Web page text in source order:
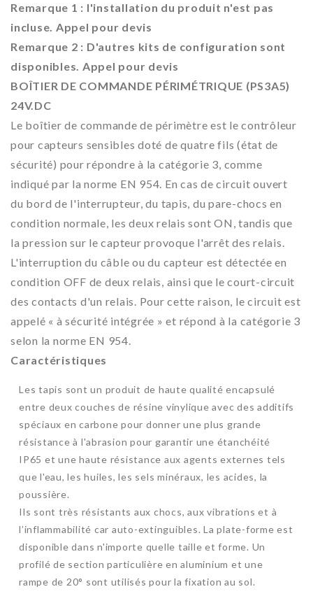
Remarque 1 : l'installation du produit n'est pas
incluse. Appel pour devis
Remarque 2 : D'autres kits de configuration sont
disponibles. Appel pour devis
BOÎTIER DE COMMANDE PÉRIMÉTRIQUE (PS3A5)
24V.DC
Le boîtier de commande de périmètre est le contrôleur
pour capteurs sensibles doté de quatre fils (état de
sécurité) pour répondre à la catégorie 3, comme
indiqué par la norme EN 954. En cas de circuit ouvert
du bord de l'interrupteur, du tapis, du pare-chocs en
condition normale, les deux relais sont ON, tandis que
la pression sur le capteur provoque l'arrêt des relais.
L'interruption du câble ou du capteur est détectée en
condition OFF de deux relais, ainsi que le court-circuit
des contacts d'un relais. Pour cette raison, le circuit est
appelé « à sécurité intégrée » et répond à la catégorie 3
selon la norme EN 954.
Caractéristiques
Les tapis sont un produit de haute qualité encapsulé
entre deux couches de résine vinylique avec des additifs
spéciaux en carbone pour donner une plus grande
résistance à l'abrasion pour garantir une étanchéité
IP65 et une haute résistance aux agents externes tels
que l'eau, les huiles, les sels minéraux, les acides, la
poussière.
Ils sont très résistants aux chocs, aux vibrations et à
l’inflammabilité car auto-extinguibles. La plate-forme est
disponible dans n'importe quelle taille et forme. Un
profilé de section particulière en aluminium et une
rampe de 20° sont utilisés pour la fixation au sol.